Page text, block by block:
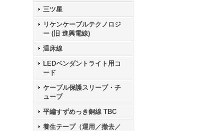
三ツ星
リケンケーブルテクノロジ
ー (旧 進興電線)
温床線
LEDペンダントライト用コ
ード
ケーブル保護スリーブ・チ
ューブ
平編すずめっき銅線 TBC
養生テープ（運用／撤去／